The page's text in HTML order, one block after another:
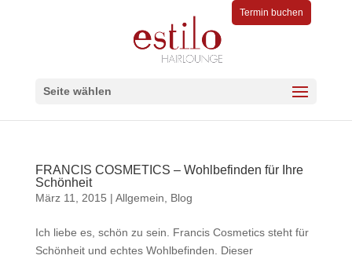
Termin buchen
Seite wählen
FRANCIS COSMETICS – Wohlbefinden für Ihre
Schönheit
März 11, 2015 | Allgemein Blog
Ich liebe es, schön zu sein. Francis Cosmetics steht für
Schönheit und echtes Wohlbefinden. Dieser